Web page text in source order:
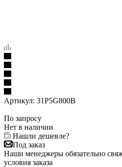
Артикул: 31P5G800B
По запросу
Нет в наличии
Нашли дешевле?
Под заказ
Наши менеджеры обязательно
условия заказа